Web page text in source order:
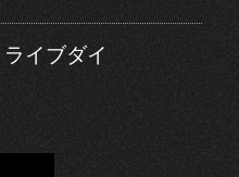
イブダイ